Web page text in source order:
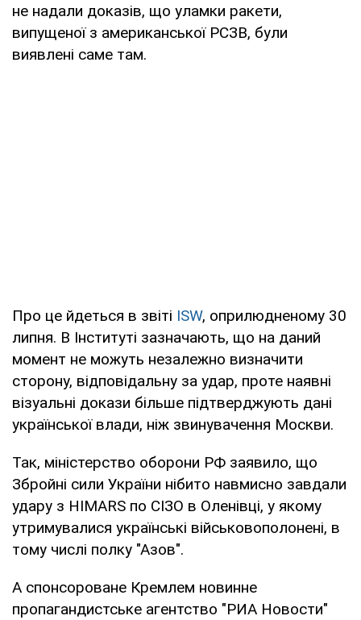
не надали доказів, що уламки ракети,
випущеної з американської РСЗВ, були
виявлені саме там.
Про це йдеться в звіті ISW, оприлюдненому 30
липня. В Інституті зазначають, що на даний
момент не можуть незалежно визначити
сторону, відповідальну за удар, проте наявні
візуальні докази більше підтверджують дані
української влади, ніж звинувачення Москви.
Так, міністерство оборони РФ заявило, що
Збройні сили України нібито навмисно завдали
удару з HIMARS по СІЗО в Оленівці, у якому
утримувалися українські військовополонені, в
тому числі полку "Азов".
А спонсороване Кремлем новинне
пропагандистське агентство "РИА Новости"